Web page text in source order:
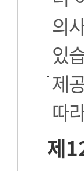
의
있
제
따
제